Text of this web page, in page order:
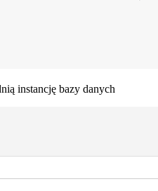
instancję bazy danych